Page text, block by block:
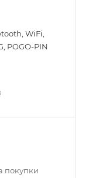
WiFi,
POGO-PIN
покупки